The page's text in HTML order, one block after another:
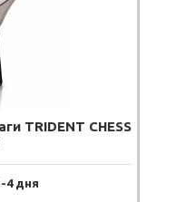
TRIDENT CHESS
4 дня